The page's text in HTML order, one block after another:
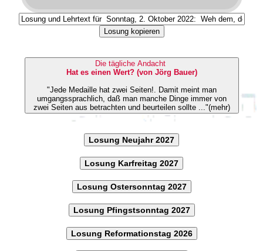
Losung kopieren
Die tägliche Andacht
Hat es einen Wert? (von Jörg Bauer)
"Jede Medaille hat zwei Seiten!. Damit meint man
umgangssprachlich, daß man manche Dinge immer von
zwei Seiten aus betrachten und beurteilen sollte ..."(mehr)
Losung Neujahr 2027
Losung Karfreitag 2027
Losung Ostersonntag 2027
Losung Pfingstsonntag 2027
Losung Reformationstag 2026